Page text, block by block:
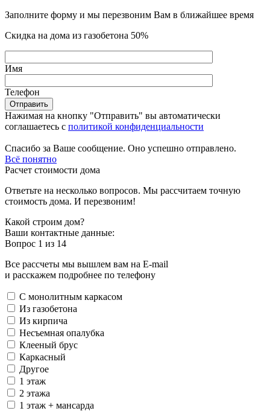
Заполните форму и мы перезвоним Вам в ближайшее время
Скидка на дома из газобетона 50%
Имя
Телефон
Нажимая на кнопку "Отправить" вы автоматически
соглашаетесь с политикой конфиденциальности
Спасибо за Ваше сообщение. Оно успешно отправлено.
Всё понятно
Расчет стоимости дома
Ответьте на несколько вопросов. Мы рассчитаем точную
стоимость дома. И перезвоним!
Какой строим дом?
Ваши контактные данные:
Вопрос 1 из 14
Все рассчеты мы вышлем вам на E-mail
и расскажем подробнее по телефону
С монолитным каркасом
Из газобетона
Из кирпича
Несъемная опалубка
Клееный брус
Каркасный
Другое
1 этаж
2 этажа
1 этаж + мансарда